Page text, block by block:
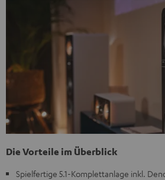
Die Vorteile im Überblick
Spielfertige 5.1-Komplettanlage inkl.